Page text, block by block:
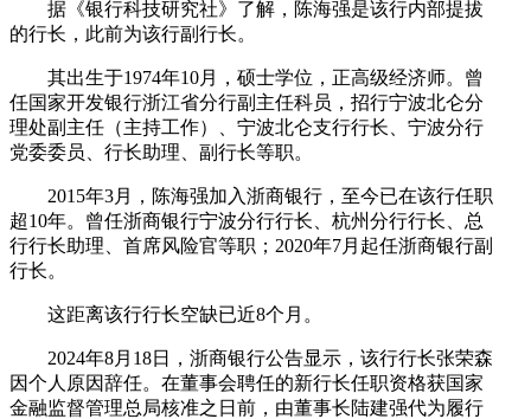
据《银行科技研究社》了解，陈海强是该行内部提拔
的行长，此前为该行副行长。
其出生于1974年10月，硕士学位，正高级经济师。曾
任国家开发银行浙江省分行副主任科员，招行宁波北仑分
理处副主任（主持工作）、宁波北仑支行行长、宁波分行
党委委员、行长助理、副行长等职。
2015年3月，陈海强加入浙商银行，至今已在该行任职
超10年。曾任浙商银行宁波分行行长、杭州分行行长、总
行行长助理、首席风险官等职；2020年7月起任浙商银行副
行长。
这距离该行行长空缺已近8个月。
2024年8月18日，浙商银行公告显示，该行行长张荣森
因个人原因辞任。在董事会聘任的新行长任职资格获国家
金融监督管理总局核准之日前，由董事长陆建强代为履行